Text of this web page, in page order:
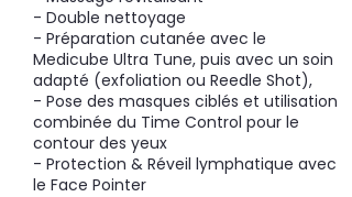
- Double nettoyage
- Préparation cutanée avec le
Medicube Ultra Tune, puis avec un soin
adapté (exfoliation ou Reedle Shot),
- Pose des masques ciblés et utilisation
combinée du Time Control pour le
contour des yeux
- Protection & Réveil lymphatique avec
le Face Pointer